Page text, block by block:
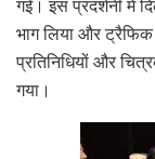
गई। इस प्रदर्शनी में
भाग लिया और
प्रतिनिधियों और
गया।